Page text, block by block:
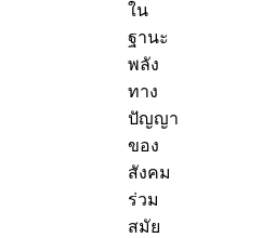
ใน
ฐานะ
พลัง
ทาง
ปัญญา
ของ
สังคม
ร่วม
สมัย